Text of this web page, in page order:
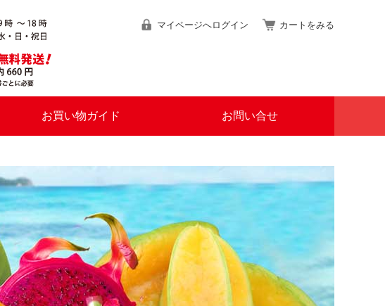
マイページへログイン カートをみる
お買い物ガイド お問い合せ